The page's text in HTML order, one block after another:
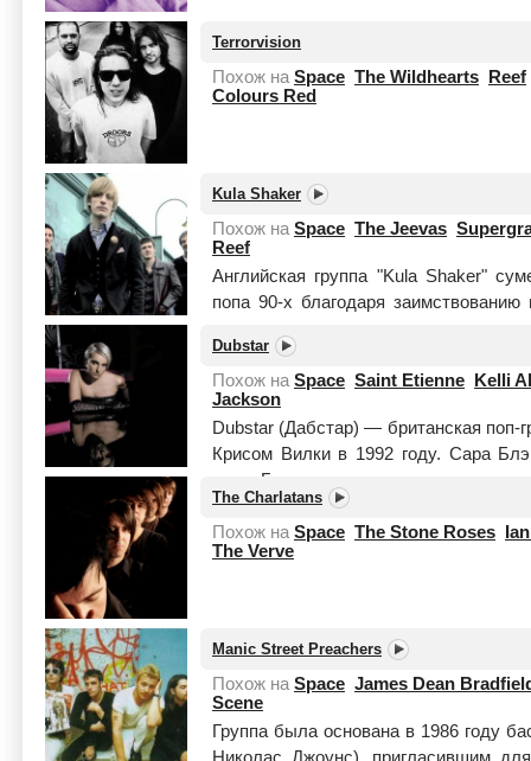
Terrorvision
Похож на Space The Wildhearts
Reef
Colours Red
Kula Shaker
Похож на Space The Jeevas
Reef
Английская группа "Kula Shaker"
попа 90-х благодаря
Криспиан Миллс, сын известной акт...
Dubstar
Похож на Space Saint Etienne
Kelli
Jackson
Dubstar (Дабстар) — британская
Крисом Вилки в 1992 году. Сара
году. Группа прекратила свое
2007 го...Читать целиком
The Charlatans
Похож на Space The Stone Roses
The Verve
Manic Street Preachers
Похож на Space James Dean
Scene
Группа была основана в 1986 году